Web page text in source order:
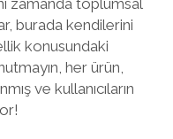
zamanda toplumsal
burada kendilerini
konusundaki
her ürün,
ve kullanıcıların